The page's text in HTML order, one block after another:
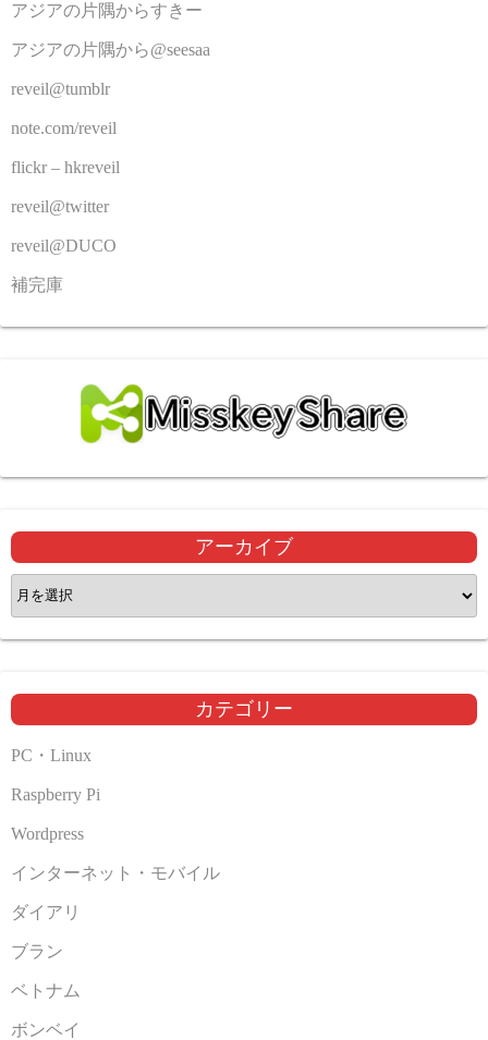
アジアの片隅からすきー
アジアの片隅から@seesaa
reveil@tumblr
note.com/reveil
flickr – hkreveil
reveil@twitter
reveil@DUCO
補完庫
アーカイブ
ア
ー
カ
ブ
カテゴリー
PC・Linux
Raspberry Pi
Wordpress
インターネット・モバイル
ダイアリ
ブラン
ベトナム
ボンベイ